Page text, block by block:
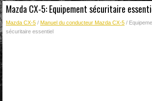
RECHERCHE
Mazda CX-5: Equipement sécuritaire
Mazda CX-5 / Manuel du conducteur Mazda CX-5 /
sécuritaire essentiel